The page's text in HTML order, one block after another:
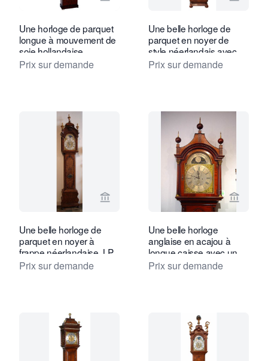
Une horloge de parquet
longue à mouvement de
soie hollandaise
précoce, Huygens,
Prix sur demande
Une belle horloge de
parquet en noyer de
style néerlandais avec
calendrier Uswald
Prix sur demande
Voir la page vendeur de Toebosch
Une belle horloge de
parquet en noyer à
frappe néerlandaise J P
Kroese Amsterdam vers
Prix sur demande
Voir la
Une belle horloge
anglaise en acajou à
longue caisse avec un
sommet en pagode par
Prix sur demande